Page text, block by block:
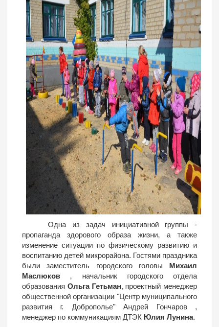
Одна из задач инициативной группы -
пропаганда здорового образа жизни, а также
изменение ситуации по физическому развитию и
воспитанию детей микрорайона. Гостями праздника
были заместитель городского головы Михаил
Маслюков , начальник городского отдела
образования Ольга Гетьман, проектный менеджер
общественной организации "Центр муниципального
развития г. Доброполье" Андрей Гончаров ,
менеджер по коммуникациям ДТЭК Юлия Лунина.